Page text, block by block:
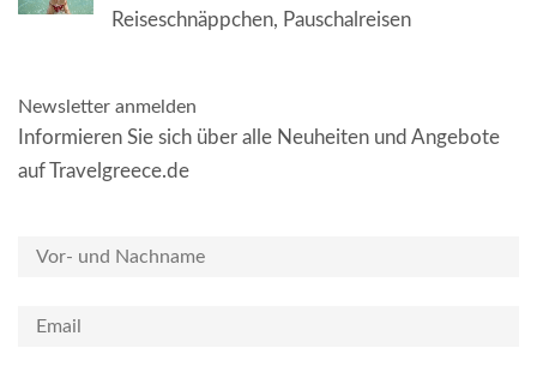
Reiseschnäppchen, Pauschalreisen
Newsletter anmelden
Informieren Sie sich über alle Neuheiten und Angebote
auf Travelgreece.de